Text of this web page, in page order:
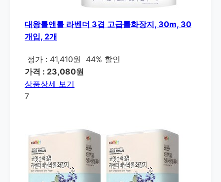
대왕롤앤롤 라벤더 3겹 고급롤화장지, 30m, 30
개입, 2개
정가 : 41,410원
44% 할인
가격 : 23,080원
상품상세 보기
7